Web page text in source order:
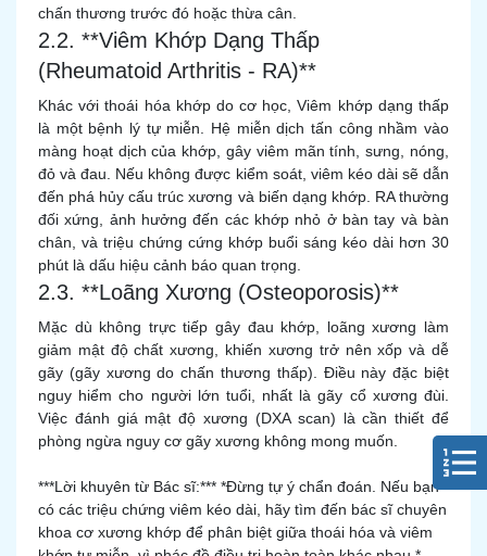
chấn thương trước đó hoặc thừa cân.
2.2. **Viêm Khớp Dạng Thấp
(Rheumatoid Arthritis - RA)**
Khác với thoái hóa khớp do cơ học, Viêm khớp dạng thấp
là một bệnh lý tự miễn. Hệ miễn dịch tấn công nhầm vào
màng hoạt dịch của khớp, gây viêm mãn tính, sưng, nóng,
đỏ và đau. Nếu không được kiểm soát, viêm kéo dài sẽ dẫn
đến phá hủy cấu trúc xương và biến dạng khớp. RA thường
đối xứng, ảnh hưởng đến các khớp nhỏ ở bàn tay và bàn
chân, và triệu chứng cứng khớp buổi sáng kéo dài hơn 30
phút là dấu hiệu cảnh báo quan trọng.
2.3. **Loãng Xương (Osteoporosis)**
Mặc dù không trực tiếp gây đau khớp, loãng xương làm
giảm mật độ chất xương, khiến xương trở nên xốp và dễ
gãy (gãy xương do chấn thương thấp). Điều này đặc biệt
nguy hiểm cho người lớn tuổi, nhất là gãy cổ xương đùi.
Việc đánh giá mật độ xương (DXA scan) là cần thiết để
phòng ngừa nguy cơ gãy xương không mong muốn.
***Lời khuyên từ Bác sĩ:*** *Đừng tự ý chẩn đoán. Nếu bạn
có các triệu chứng viêm kéo dài, hãy tìm đến bác sĩ chuyên
khoa cơ xương khớp để phân biệt giữa thoái hóa và viêm